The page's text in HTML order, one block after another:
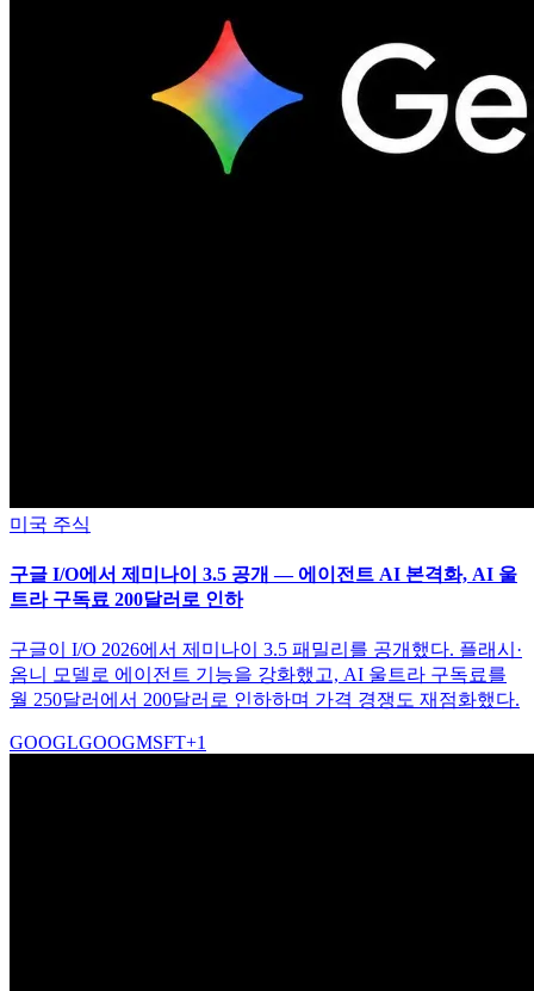
미국 주식
구글 I/O에서 제미나이 3.5 공개 — 에이전트 AI 본격화, AI 울
트라 구독료 200달러로 인하
구글이 I/O 2026에서 제미나이 3.5 패밀리를 공개했다. 플래시·
옴니 모델로 에이전트 기능을 강화했고, AI 울트라 구독료를
월 250달러에서 200달러로 인하하며 가격 경쟁도 재점화했다.
GOOGLGOOGMSFT+1